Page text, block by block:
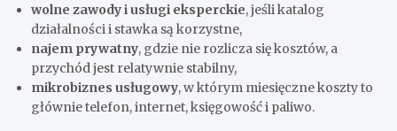
wolne zawody i usługi eksperckie, jeśli katalog
działalności i stawka są korzystne,
najem prywatny, gdzie nie rozlicza się kosztów, a
przychód jest relatywnie stabilny,
mikrobiznes usługowy, w którym miesięczne koszty to
głównie telefon, internet, księgowość i paliwo.